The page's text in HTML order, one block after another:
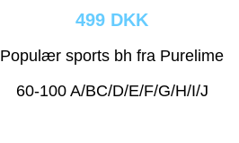
499 DKK
Populær sports bh fra Purelime
60-100 A/BC/D/E/F/G/H/I/J